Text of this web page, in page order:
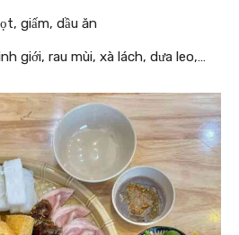
giấm, dầu ăn
giới, rau mùi, xà lách, dưa leo,…